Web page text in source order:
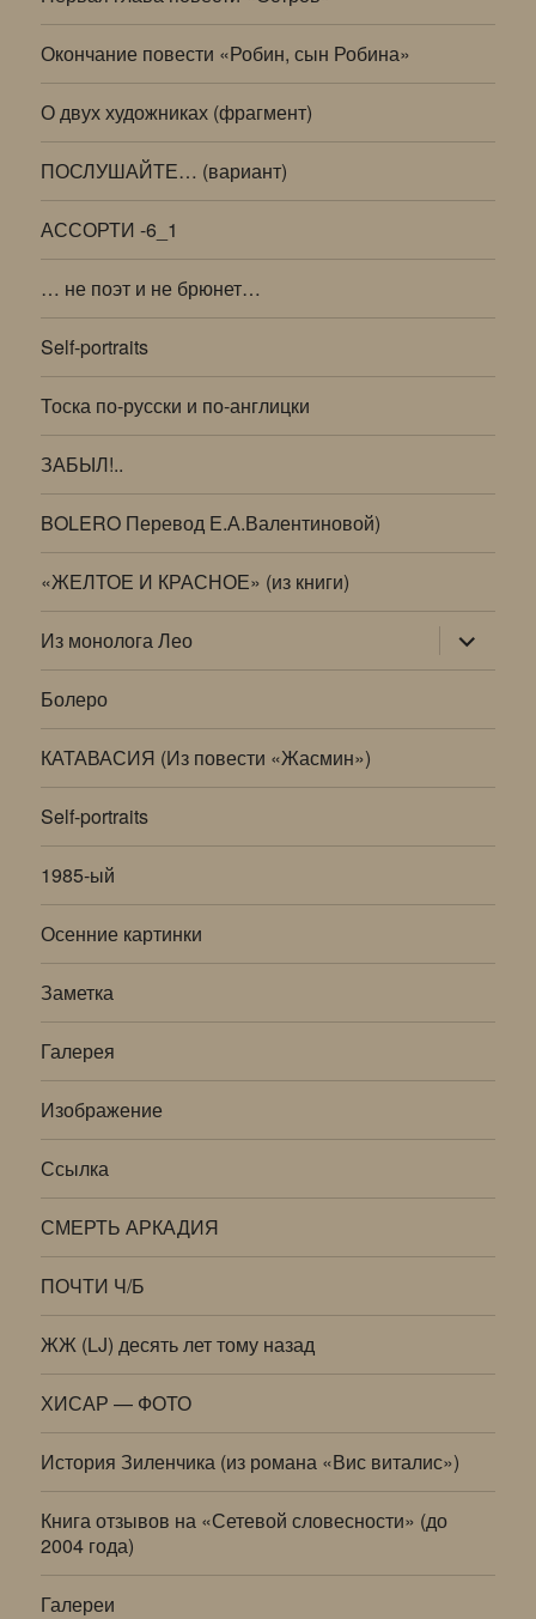
Окончание повести «Робин, сын Робина»
О двух художниках (фрагмент)
ПОСЛУШАЙТЕ… (вариант)
АССОРТИ -6_1
… не поэт и не брюнет…
Self-portraits
Тоска по-русски и по-англицки
ЗАБЫЛ!..
BOLERO Перевод Е.А.Валентиновой)
«ЖЕЛТОЕ И КРАСНОЕ» (из книги)
Из монолога Лео раскрыть
дочернее
меню
Болеро
КАТАВАСИЯ (Из повести «Жасмин»)
Self-portraits
1985-ый
Осенние картинки
Заметка
Галерея
Изображение
Ссылка
СМЕРТЬ АРКАДИЯ
ПОЧТИ Ч/Б
ЖЖ (LJ) десять лет тому назад
ХИСАР — ФОТО
История Зиленчика (из романа «Вис виталис»)
Книга отзывов на «Сетевой словесности» (до
2004 года)
Галереи